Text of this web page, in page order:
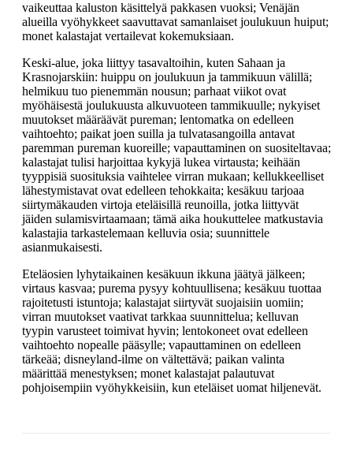
vaikeuttaa kaluston käsittelyä pakkasen vuoksi; Venäjän
alueilla vyöhykkeet saavuttavat samanlaiset joulukuun huiput;
monet kalastajat vertailevat kokemuksiaan.
Keski-alue, joka liittyy tasavaltoihin, kuten Sahaan ja
Krasnojarskiin: huippu on joulukuun ja tammikuun välillä;
helmikuu tuo pienemmän nousun; parhaat viikot ovat
myöhäisestä joulukuusta alkuvuoteen tammikuulle; nykyiset
muutokset määräävät pureman; lentomatka on edelleen
vaihtoehto; paikat joen suilla ja tulvatasangoilla antavat
paremman pureman kuoreille; vapauttaminen on suositeltavaa;
kalastajat tulisi harjoittaa kykyjä lukea virtausta; keihään
tyyppisiä suosituksia vaihtelee virran mukaan; kellukkeelliset
lähestymistavat ovat edelleen tehokkaita; kesäkuu tarjoaa
siirtymäkauden virtoja eteläisillä reunoilla, jotka liittyvät
jäiden sulamisvirtaamaan; tämä aika houkuttelee matkustavia
kalastajia tarkastelemaan kelluvia osia; suunnittele
asianmukaisesti.
Eteläosien lyhytaikainen kesäkuun ikkuna jäätyä jälkeen;
virtaus kasvaa; purema pysyy kohtuullisena; kesäkuu tuottaa
rajoitetusti istuntoja; kalastajat siirtyvät suojaisiin uomiin;
virran muutokset vaativat tarkkaa suunnittelua; kelluvan
tyypin varusteet toimivat hyvin; lentokoneet ovat edelleen
vaihtoehto nopealle pääsylle; vapauttaminen on edelleen
tärkeää; disneyland-ilme on vältettävä; paikan valinta
määrittää menestyksen; monet kalastajat palautuvat
pohjoisempiin vyöhykkeisiin, kun eteläiset uomat hiljenevät.